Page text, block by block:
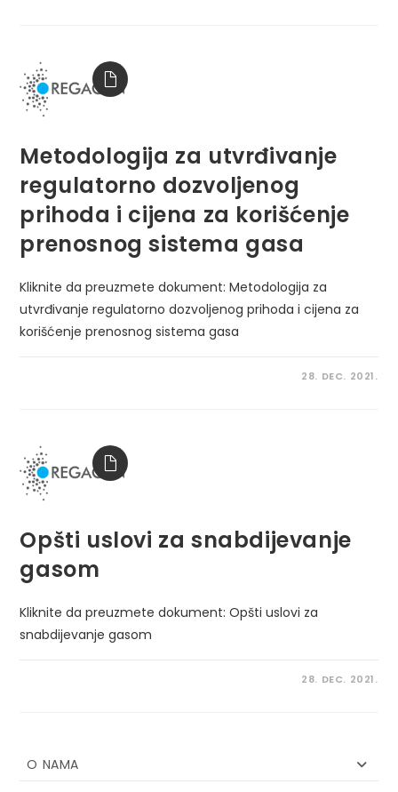
Metodologija za utvrđivanje
regulatorno dozvoljenog
prihoda i cijena za korišćenje
prenosnog sistema gasa
Kliknite da preuzmete dokument: Metodologija za
utvrđivanje regulatorno dozvoljenog prihoda i cijena za
korišćenje prenosnog sistema gasa
28. DEC. 2021.
Opšti uslovi za snabdijevanje
gasom
Kliknite da preuzmete dokument: Opšti uslovi za
snabdijevanje gasom
28. DEC. 2021.
O NAMA